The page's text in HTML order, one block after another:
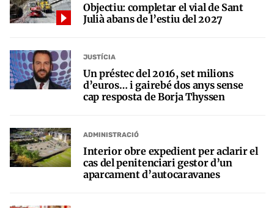
Objectiu: completar el vial de Sant
Julià abans de l’estiu del 2027
JUSTÍCIA
Un préstec del 2016, set milions
d’euros… i gairebé dos anys sense
cap resposta de Borja Thyssen
ADMINISTRACIÓ
Interior obre expedient per aclarir el
cas del penitenciari gestor d’un
aparcament d’autocaravanes